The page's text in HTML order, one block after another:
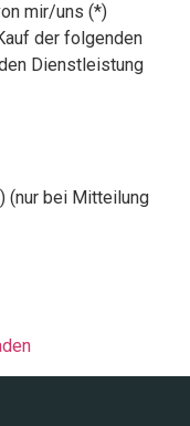
mir/uns (*)
der folgenden
Dienstleistung
(nur bei Mitteilung